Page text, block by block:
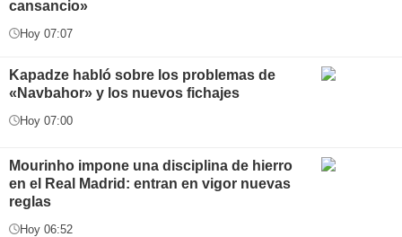
cansancio»
Hoy 07:07
Kapadze habló sobre los problemas de
«Navbahor» y los nuevos fichajes
Hoy 07:00
Mourinho impone una disciplina de hierro
en el Real Madrid: entran en vigor nuevas
reglas
Hoy 06:52